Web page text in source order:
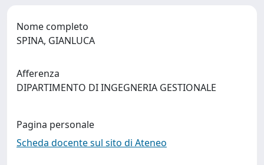
Nome completo
SPINA, GIANLUCA
Afferenza
DIPARTIMENTO DI INGEGNERIA GESTIONALE
Pagina personale
Scheda docente sul sito di Ateneo